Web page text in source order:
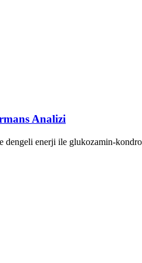
Analizi
enerji ile glukozamin-